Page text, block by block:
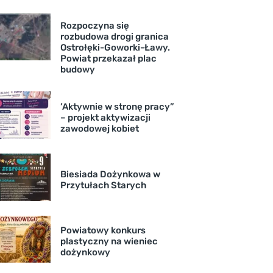
Rozpoczyna się
rozbudowa drogi granica
Ostrołęki-Goworki-Ławy.
Powiat przekazał plac
budowy
’Aktywnie w stronę pracy”
– projekt aktywizacji
zawodowej kobiet
Biesiada Dożynkowa w
Przytułach Starych
Powiatowy konkurs
plastyczny na wieniec
dożynkowy